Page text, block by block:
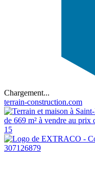
Chargement...
terrain-construction.com
15